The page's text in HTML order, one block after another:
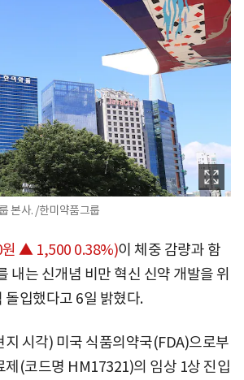
본사. /한미약품그룹
▲ 1,500 0.38%)이 체중 감량과 함
내는 신개념 비만 혁신 신약 개발을 위
돌입했다고 6일 밝혔다.
시각) 미국 식품의약국(FDA)으로부
제(코드명 HM17321)의 임상 1상 진입